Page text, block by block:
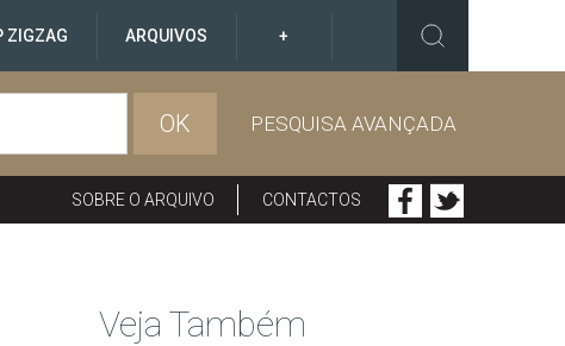
ZIGZAG ARQUIVOS +
OK PESQUISA AVANÇADA
SOBRE O ARQUIVO CONTACTOS
Veja Também